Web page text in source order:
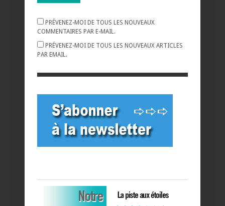
PRÉVENEZ-MOI DE TOUS LES NOUVEAUX
COMMENTAIRES PAR E-MAIL.
PRÉVENEZ-MOI DE TOUS LES NOUVEAUX ARTICLES
PAR EMAIL.